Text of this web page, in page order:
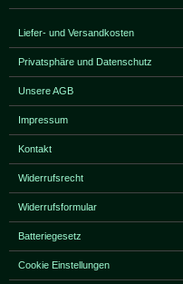
Liefer- und Versandkosten
Privatsphäre und Datenschutz
Unsere AGB
Impressum
Kontakt
Widerrufsrecht
Widerrufsformular
Batteriegesetz
Cookie Einstellungen